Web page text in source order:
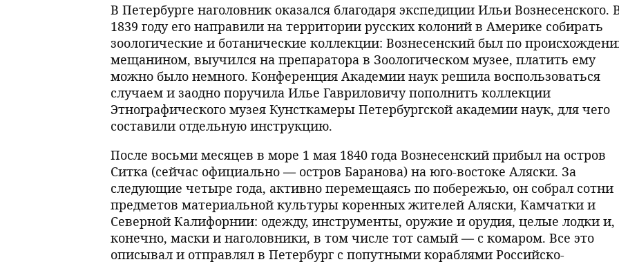
В Петербурге наголовник оказался благодаря экспедиции Ильи Вознесенского.
1839 году его направили на территории русских колоний в Америке собирать
зоологические и ботанические коллекции: Вознесенский был по
мещанином, выучился на препаратора в Зоологическом музее, платить ему
можно было немного. Конференция Академии наук решила воспользоваться
случаем и заодно поручила Илье Гавриловичу пополнить коллекции
Этнографического музея Кунсткамеры Петербургской академии наук, для чего
составили отдельную инструкцию.
После восьми месяцев в море 1 мая 1840 года Вознесенский прибыл на остров
Ситка (сейчас официально — остров Баранова) на юго-востоке Аляски. За
следующие четыре года, активно перемещаясь по побережью, он собрал сотни
предметов материальной культуры коренных жителей Аляски, Камчатки и
Северной Калифорнии: одежду, инструменты, оружие и орудия, целые лодки и,
конечно, маски и наголовники, в том числе тот самый — с комаром. Все это
описывал и отправлял в Петербург с попутными кораблями Российско-